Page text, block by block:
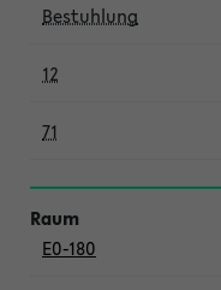
Bestuhlung
12
71
E0-180